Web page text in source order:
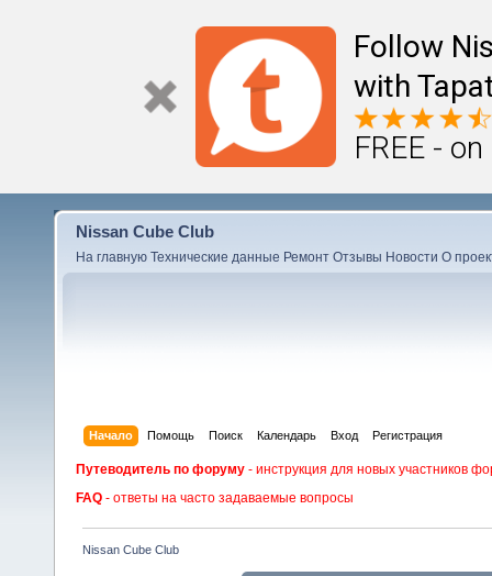
Follow
with
FREE -
Nissan Cube Club
На главную Технические данные Ремонт Отзывы Новости О
Начало Помощь Поиск Календарь Вход Регистрация
Путеводитель по форуму - инструкция для новых участников
FAQ - ответы на часто задаваемые вопросы
Nissan Cube Club